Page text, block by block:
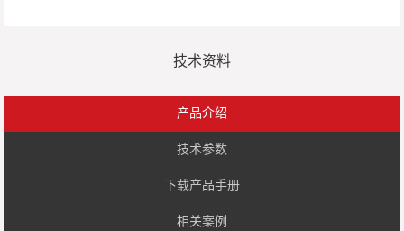
技术资料
产品介绍
技术参数
下载产品手册
相关案例